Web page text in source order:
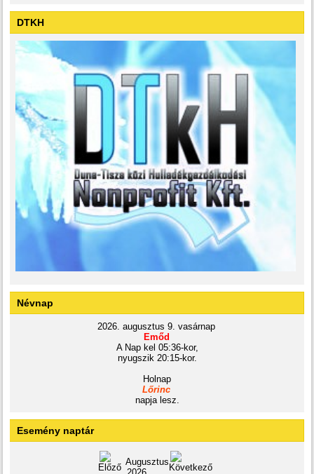
DTKH
Névnap
2026. augusztus 9. vasárnap
Emőd
A Nap kel 05:36-kor,
nyugszik 20:15-kor.
Holnap
Lőrinc
napja lesz.
Esemény naptár
Augusztus
2026